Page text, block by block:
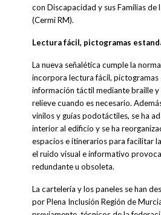
con Discapacidad y sus Familias de
(Cermi RM).
Lectura fácil, pictogramas
La nueva señalética cumple la
incorpora lectura fácil, pictogramas
información táctil mediante braille
relieve cuando es necesario.
vinilos y guías podotáctiles, se ha
interior al edificio y se ha
espacios e itinerarios para facilitar
el ruido visual e informativo
redundante u obsoleta.
La cartelería y los paneles se han
por Plena Inclusión Región de